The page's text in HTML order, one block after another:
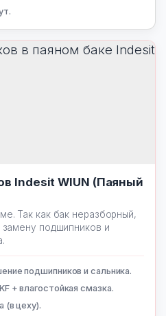
Indesit WIUN (Паяный
Так как бак неразборный,
подшипников и
подшипников и сальника.
+ влагостойкая смазка.
(в цеху).